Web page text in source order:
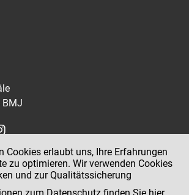
BMJ
Cookies erlaubt uns, Ihre Erfahrungen
zu optimieren. Wir verwenden Cookies
und zur Qualitätssicherung